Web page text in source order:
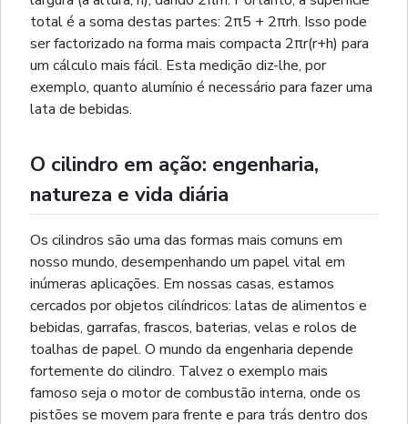
total é a soma destas partes: 2π5 + 2πrh. Isso pode
ser factorizado na forma mais compacta 2πr(r+h) para
um cálculo mais fácil. Esta medição diz-lhe, por
exemplo, quanto alumínio é necessário para fazer uma
lata de bebidas.
O cilindro em ação: engenharia,
natureza e vida diária
Os cilindros são uma das formas mais comuns em
nosso mundo, desempenhando um papel vital em
inúmeras aplicações. Em nossas casas, estamos
cercados por objetos cilíndricos: latas de alimentos e
bebidas, garrafas, frascos, baterias, velas e rolos de
toalhas de papel. O mundo da engenharia depende
fortemente do cilindro. Talvez o exemplo mais
famoso seja o motor de combustão interna, onde os
pistões se movem para frente e para trás dentro dos